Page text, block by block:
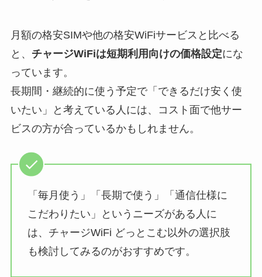
月額の格安SIMや他の格安WiFiサービスと比べる
と、 チャージWiFiは短期利用向けの価格設定にな
っています。
長期間・継続的に使う予定で「できるだけ安く使
いたい」と考えている人には、コスト面で他サー
ビスの方が合っているかもしれません。
「毎月使う」「長期で使う」「通信仕様に
こだわりたい」というニーズがある人に
は、チャージWiFi どっとこむ以外の選択肢
も検討してみるのがおすすめです。